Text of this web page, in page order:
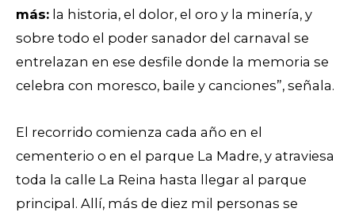
más: la historia, el dolor, el oro y la minería, y
sobre todo el poder sanador del carnaval se
entrelazan en ese desfile donde la memoria se
celebra con moresco, baile y canciones”, señala.
El recorrido comienza cada año en el
cementerio o en el parque La Madre, y atraviesa
toda la calle La Reina hasta llegar al parque
principal. Allí, más de diez mil personas se